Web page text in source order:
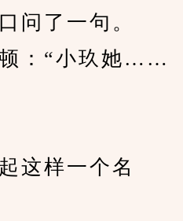
问了一句。
：“小玖她……
样一个名